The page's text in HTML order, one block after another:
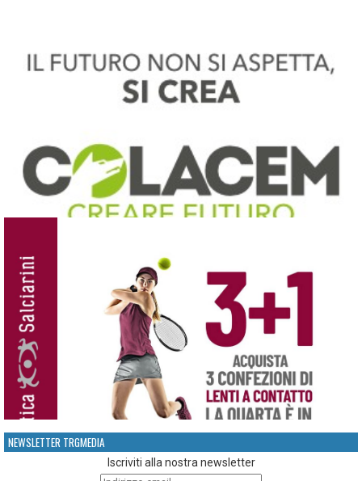
NEWSLETTER TRGMEDIA
Iscriviti alla nostra newsletter